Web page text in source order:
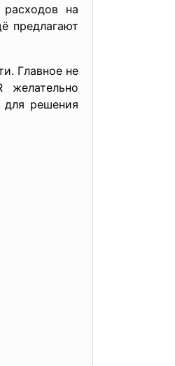
на
предлагают
Главное не
желательно
для решения